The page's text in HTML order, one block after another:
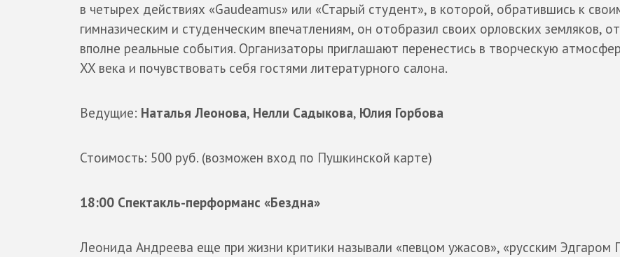
в четырех действиях «Gaudeamus» или «Старый студент», в которой, обратившись к
гимназическим и студенческим впечатлениям, он отобразил своих орловских земляков,
вполне реальные события. Организаторы приглашают перенестись в творческую
XX века и почувствовать себя гостями литературного салона.
Ведущие: Наталья Леонова, Нелли Садыкова, Юлия Горбова
Стоимость: 500 руб. (возможен вход по Пушкинской карте)
18:00 Спектакль-перформанс «Бездна»
Леонида Андреева еще при жизни критики называли «певцом ужасов», «русским Эдгаром